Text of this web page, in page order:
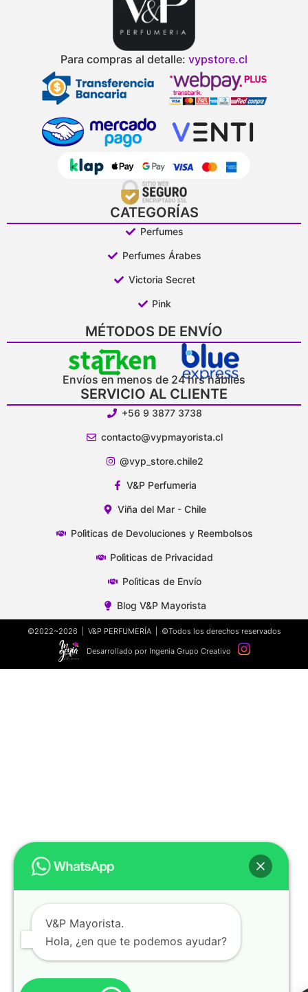
Para compras al detalle: vypstore.cl
CATEGORÍAS
Perfumes
Perfumes Árabes
Victoria Secret
Pink
MÉTODOS DE ENVÍO
Envíos en menos de 24 hrs hábiles
SERVICIO AL CLIENTE
+56 9 3877 3738
contacto@vypmayorista.cl
@vyp_store.chile2
V&P Perfumeria
Viña del Mar - Chile
Polìticas de Devoluciones y Reembolsos
Polìticas de Privacidad
Polìticas de Envío
Blog V&P Mayorista
©2022~2026 | V&P PERFUMERÍA | ©Todos los derechos reservados
Desarrollado por Ingenia Grupo Creativo
V&P Mayorista.
Hola, ¿en que te podemos ayudar?